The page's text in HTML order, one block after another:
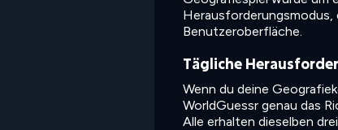
Herausforderungsmodus,
Benutzeroberfläche.
Tägliche
Wenn du deine
WorldGuessr genau das
Alle erhalten dieselben